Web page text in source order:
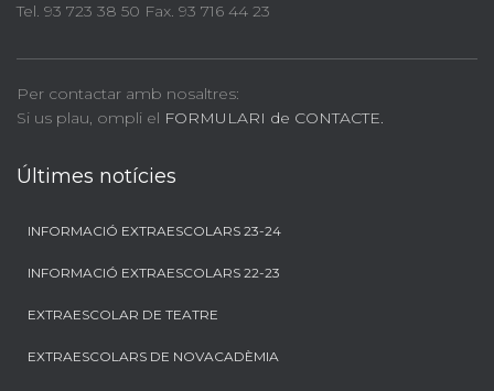
Tel. 93 723 38 50 Fax. 93 716 44 23
Per contactar amb nosaltres:
Si us plau, ompli el FORMULARI de CONTACTE.
Últimes notícies
INFORMACIÓ EXTRAESCOLARS 23-24
INFORMACIÓ EXTRAESCOLARS 22-23
EXTRAESCOLAR DE TEATRE
EXTRAESCOLARS DE NOVACADÈMIA